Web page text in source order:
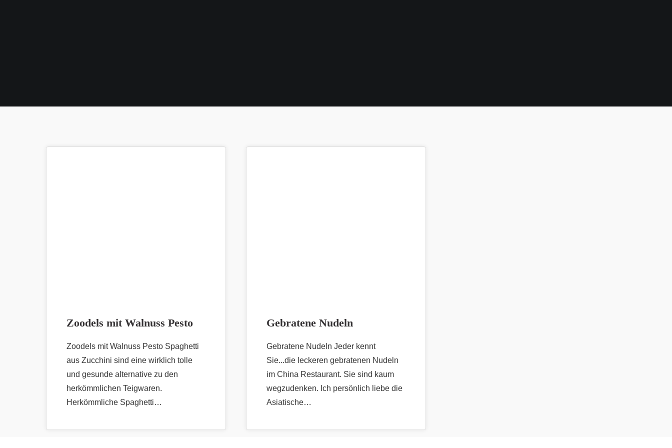
Zoodels mit Walnuss Pesto
Zoodels mit Walnuss Pesto Spaghetti
aus Zucchini sind eine wirklich tolle
und gesunde alternative zu den
herkömmlichen Teigwaren.
Herkömmliche Spaghetti…
Gebratene Nudeln
Gebratene Nudeln Jeder kennt
Sie...die leckeren gebratenen Nudeln
im China Restaurant. Sie sind kaum
wegzudenken. Ich persönlich liebe die
Asiatische…